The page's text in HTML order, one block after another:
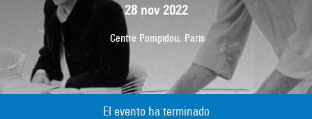
28 nov 2022
Centre Pompidou, Paris
El evento ha terminado